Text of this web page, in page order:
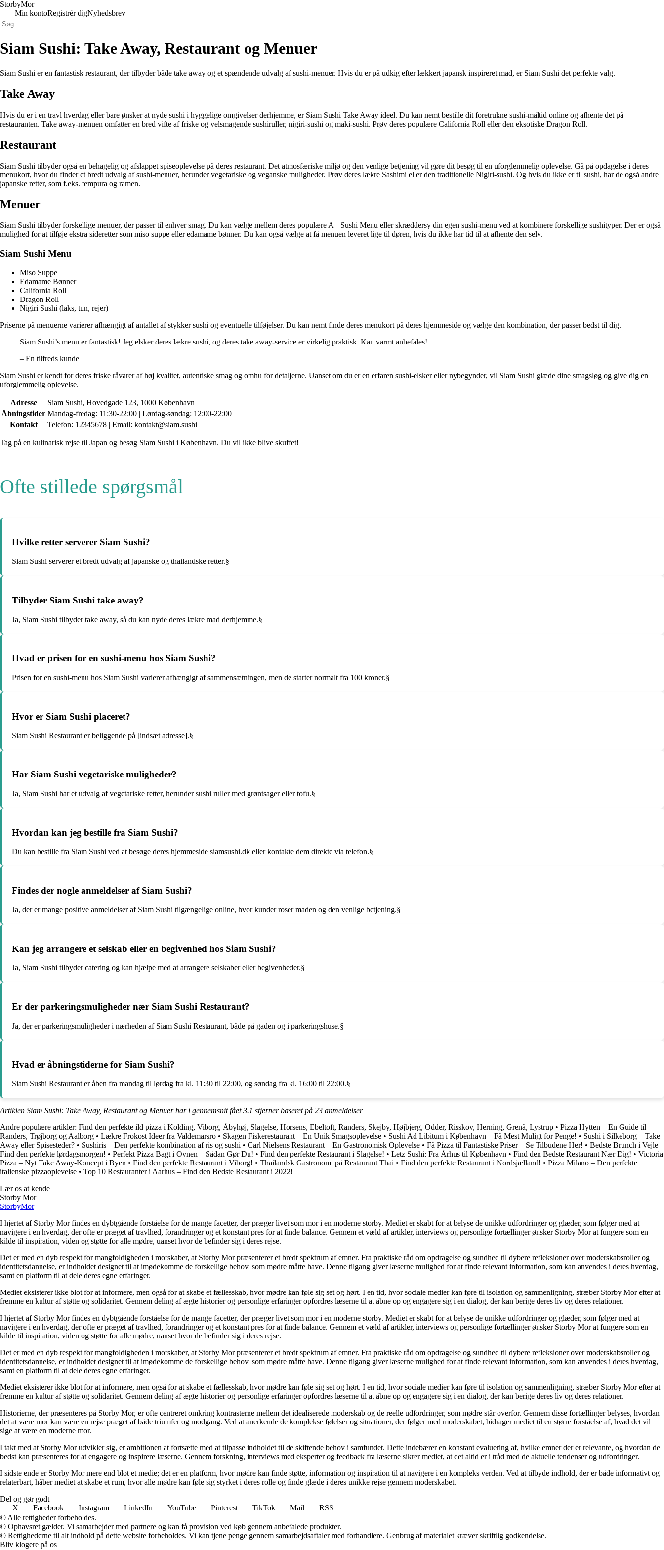
StorbyMor
Min kontoRegistrér digNyhedsbrev
Siam Sushi: Take Away, Restaurant og Menuer
Siam Sushi er en fantastisk restaurant, der tilbyder både take away og et spændende udvalg af sushi-menuer. Hvis du er på udkig efter lækkert japansk inspireret mad, er Siam Sushi det perfekte valg.
Take Away
Hvis du er i en travl hverdag eller bare ønsker at nyde sushi i hyggelige omgivelser derhjemme, er Siam Sushi Take Away ideel. Du kan nemt bestille dit foretrukne sushi-måltid online og afhente det på
restauranten. Take away-menuen omfatter en bred vifte af friske og velsmagende sushiruller, nigiri-sushi og maki-sushi. Prøv deres populære California Roll eller den eksotiske Dragon Roll.
Restaurant
Siam Sushi tilbyder også en behagelig og afslappet spiseoplevelse på deres restaurant. Det atmosfæriske miljø og den venlige betjening vil gøre dit besøg til en uforglemmelig oplevelse. Gå på opdagelse i deres
menukort, hvor du finder et bredt udvalg af sushi-menuer, herunder vegetariske og veganske muligheder. Prøv deres lækre Sashimi eller den traditionelle Nigiri-sushi. Og hvis du ikke er til sushi, har de også andre
japanske retter, som f.eks. tempura og ramen.
Menuer
Siam Sushi tilbyder forskellige menuer, der passer til enhver smag. Du kan vælge mellem deres populære A+ Sushi Menu eller skræddersy din egen sushi-menu ved at kombinere forskellige sushityper. Der er også
mulighed for at tilføje ekstra sideretter som miso suppe eller edamame bønner. Du kan også vælge at få menuen leveret lige til døren, hvis du ikke har tid til at afhente den selv.
Siam Sushi Menu
Miso Suppe
Edamame Bønner
California Roll
Dragon Roll
Nigiri Sushi (laks, tun, rejer)
Priserne på menuerne varierer afhængigt af antallet af stykker sushi og eventuelle tilføjelser. Du kan nemt finde deres menukort på deres hjemmeside og vælge den kombination, der passer bedst til dig.
Siam Sushi’s menu er fantastisk! Jeg elsker deres lækre sushi, og deres take away-service er virkelig praktisk. Kan varmt anbefales!
– En tilfreds kunde
Siam Sushi er kendt for deres friske råvarer af høj kvalitet, autentiske smag og omhu for detaljerne. Uanset om du er en erfaren sushi-elsker eller nybegynder, vil Siam Sushi glæde dine smagsløg og give dig en
uforglemmelig oplevelse.
Adresse
Siam Sushi, Hovedgade 123, 1000 København
Åbningstider Mandag-fredag: 11:30-22:00 | Lørdag-søndag: 12:00-22:00
Kontakt
Telefon: 12345678 | Email: kontakt@siam.sushi
Tag på en kulinarisk rejse til Japan og besøg Siam Sushi i København. Du vil ikke blive skuffet!
Ofte stillede spørgsmål
Hvilke retter serverer Siam Sushi?
Siam Sushi serverer et bredt udvalg af japanske og thailandske retter.§
Tilbyder Siam Sushi take away?
Ja, Siam Sushi tilbyder take away, så du kan nyde deres lækre mad derhjemme.§
Hvad er prisen for en sushi-menu hos Siam Sushi?
Prisen for en sushi-menu hos Siam Sushi varierer afhængigt af sammensætningen, men de starter normalt fra 100 kroner.§
Hvor er Siam Sushi placeret?
Siam Sushi Restaurant er beliggende på [indsæt adresse].§
Har Siam Sushi vegetariske muligheder?
Ja, Siam Sushi har et udvalg af vegetariske retter, herunder sushi ruller med grøntsager eller tofu.§
Hvordan kan jeg bestille fra Siam Sushi?
Du kan bestille fra Siam Sushi ved at besøge deres hjemmeside siamsushi.dk eller kontakte dem direkte via telefon.§
Findes der nogle anmeldelser af Siam Sushi?
Ja, der er mange positive anmeldelser af Siam Sushi tilgængelige online, hvor kunder roser maden og den venlige betjening.§
Kan jeg arrangere et selskab eller en begivenhed hos Siam Sushi?
Ja, Siam Sushi tilbyder catering og kan hjælpe med at arrangere selskaber eller begivenheder.§
Er der parkeringsmuligheder nær Siam Sushi Restaurant?
Ja, der er parkeringsmuligheder i nærheden af Siam Sushi Restaurant, både på gaden og i parkeringshuse.§
Hvad er åbningstiderne for Siam Sushi?
Siam Sushi Restaurant er åben fra mandag til lørdag fra kl. 11:30 til 22:00, og søndag fra kl. 16:00 til 22:00.§
Artiklen Siam Sushi: Take Away, Restaurant og Menuer har i gennemsnit fået3.1 stjerner baseret på 23 anmeldelser
Andre populære artikler: Find den perfekte ild pizza i Kolding, Viborg, Åbyhøj, Slagelse, Horsens, Ebeltoft, Randers, Skejby, Højbjerg, Odder, Risskov, Herning, Grenå, Lystrup • Pizza Hytten – En Guide til
Randers, Trøjborg og Aalborg • Lækre Frokost Ideer fra Valdemarsro • Skagen Fiskerestaurant – En Unik Smagsoplevelse • Sushi Ad Libitum i København – Få Mest Muligt for Penge! • Sushi i Silkeborg – Take
Away eller Spisesteder? • Sushiris – Den perfekte kombination af ris og sushi • Carl Nielsens Restaurant – En Gastronomisk Oplevelse • Få Pizza til Fantastiske Priser – Se Tilbudene Her! • Bedste Brunch i Vejle –
Find den perfekte lørdagsmorgen! • Perfekt Pizza Bagt i Ovnen – Sådan Gør Du! • Find den perfekte Restaurant i Slagelse! • Letz Sushi: Fra Århus til København • Find den Bedste Restaurant Nær Dig! • Victoria
Pizza – Nyt Take Away-Koncept i Byen • Find den perfekte Restaurant i Viborg! • Thailandsk Gastronomi på Restaurant Thai • Find den perfekte Restaurant i Nordsjælland! • Pizza Milano – Den perfekte
italienske pizzaoplevelse • Top 10 Restauranter i Aarhus – Find den Bedste Restaurant i 2022!
Lær os at kende
Storby Mor
StorbyMor
I hjertet af Storby Mor findes en dybtgående forståelse for de mange facetter, der præger livet som mor i en moderne storby. Mediet er skabt for at belyse de unikke udfordringer og glæder, som følger med at
navigere i en hverdag, der ofte er præget af travlhed, forandringer og et konstant pres for at finde balance. Gennem et væld af artikler, interviews og personlige fortællinger ønsker Storby Mor at fungere som en
kilde til inspiration, viden og støtte for alle mødre, uanset hvor de befinder sig i deres rejse.
Det er med en dyb respekt for mangfoldigheden i morskaber, at Storby Mor præsenterer et bredt spektrum af emner. Fra praktiske råd om opdragelse og sundhed til dybere refleksioner over moderskabsroller og
identitetsdannelse, er indholdet designet til at imødekomme de forskellige behov, som mødre måtte have. Denne tilgang giver læserne mulighed for at finde relevant information, som kan anvendes i deres hverdag,
samt en platform til at dele deres egne erfaringer.
Mediet eksisterer ikke blot for at informere, men også for at skabe et fællesskab, hvor mødre kan føle sig set og hørt. I en tid, hvor sociale medier kan føre til isolation og sammenligning, stræber Storby Mor efter at
fremme en kultur af støtte og solidaritet. Gennem deling af ægte historier og personlige erfaringer opfordres læserne til at åbne op og engagere sig i en dialog, der kan berige deres liv og deres relationer.
I hjertet af Storby Mor findes en dybtgående forståelse for de mange facetter, der præger livet som mor i en moderne storby. Mediet er skabt for at belyse de unikke udfordringer og glæder, som følger med at
navigere i en hverdag, der ofte er præget af travlhed, forandringer og et konstant pres for at finde balance. Gennem et væld af artikler, interviews og personlige fortællinger ønsker Storby Mor at fungere som en
kilde til inspiration, viden og støtte for alle mødre, uanset hvor de befinder sig i deres rejse.
Det er med en dyb respekt for mangfoldigheden i morskaber, at Storby Mor præsenterer et bredt spektrum af emner. Fra praktiske råd om opdragelse og sundhed til dybere refleksioner over moderskabsroller og
identitetsdannelse, er indholdet designet til at imødekomme de forskellige behov, som mødre måtte have. Denne tilgang giver læserne mulighed for at finde relevant information, som kan anvendes i deres hverdag,
samt en platform til at dele deres egne erfaringer.
Mediet eksisterer ikke blot for at informere, men også for at skabe et fællesskab, hvor mødre kan føle sig set og hørt. I en tid, hvor sociale medier kan føre til isolation og sammenligning, stræber Storby Mor efter at
fremme en kultur af støtte og solidaritet. Gennem deling af ægte historier og personlige erfaringer opfordres læserne til at åbne op og engagere sig i en dialog, der kan berige deres liv og deres relationer.
Historierne, der præsenteres på Storby Mor, er ofte centreret omkring kontrasterne mellem det idealiserede moderskab og de reelle udfordringer, som mødre står overfor. Gennem disse fortællinger belyses, hvordan
det at være mor kan være en rejse præget af både triumfer og modgang. Ved at anerkende de komplekse følelser og situationer, der følger med moderskabet, bidrager mediet til en større forståelse af, hvad det vil
sige at være en moderne mor.
I takt med at Storby Mor udvikler sig, er ambitionen at fortsætte med at tilpasse indholdet til de skiftende behov i samfundet. Dette indebærer en konstant evaluering af, hvilke emner der er relevante, og hvordan de
bedst kan præsenteres for at engagere og inspirere læserne. Gennem forskning, interviews med eksperter og feedback fra læserne sikrer mediet, at det altid er i tråd med de aktuelle tendenser og udfordringer.
I sidste ende er Storby Mor mere end blot et medie; det er en platform, hvor mødre kan finde støtte, information og inspiration til at navigere i en kompleks verden. Ved at tilbyde indhold, der er både informativt og
relaterbart, håber mediet at skabe et rum, hvor alle mødre kan føle sig styrket i deres rolle og finde glæde i deres unikke rejse gennem moderskabet.
Del og gør godt
X
Facebook Instagram LinkedIn YouTube Pinterest TikTok Mail
RSS
© Alle rettigheder forbeholdes.
© Ophavsret gælder. Vi samarbejder med partnere og kan få provision ved køb gennem anbefalede produkter.
© Rettighederne til alt indhold på dette website forbeholdes. Vi kan tjene penge gennem samarbejdsaftaler med forhandlere. Genbrug af materialet kræver skriftlig godkendelse.
Bliv klogere på os